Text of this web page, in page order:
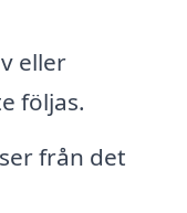
eller
följas.
från det